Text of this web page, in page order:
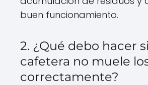
buen funcionamiento.
2. ¿Qué debo hacer
cafetera no muele
correctamente?